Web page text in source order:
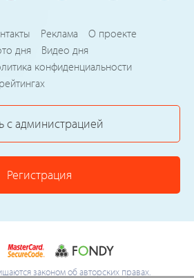
Реклама
О проекте
дня
Видео дня
конфиденциальности
с администрацией
Регистрация
законом об авторских правах.